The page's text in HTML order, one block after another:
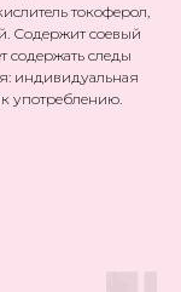
токоферол,
Содержит соевый
содержать следы
индивидуальная
употреблению.